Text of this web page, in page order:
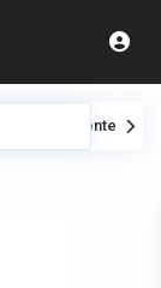
Siguiente